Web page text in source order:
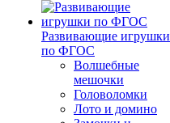
Развивающие игрушки
по ФГОС
Волшебные
мешочки
Головоломки
Лото и домино